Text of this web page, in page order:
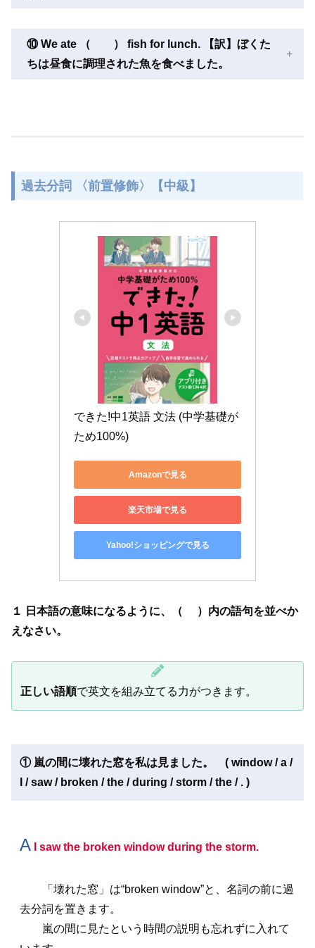
⑩ We ate （ ） fish for lunch. 【訳】ぼくた
ちは昼食に調理された魚を食べました。
過去分詞 〈前置修飾〉【中級】
できた!中1英語 文法 (中学基礎が
ため100%)
Amazonで見る
楽天市場で見る
Yahoo!ショッピングで見る
１ 日本語の意味になるように、（ ）内の語句を並べか
えなさい。
正しい語順で英文を組み立てる力がつきます。
① 嵐の間に壊れた窓を私は見ました。 ( window / a /
I / saw / broken / the / during / storm / the / . )
A I saw the broken window during the storm.
「壊れた窓」は“broken window”と、名詞の前に過
去分詞を置きます。
嵐の間に見たという時間の説明も忘れずに入れて